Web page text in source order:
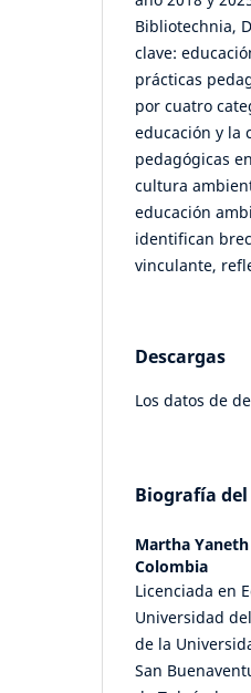
Bibliotechnia,
clave:
prácticas
por cuatro
educación y la
pedagógicas
cultura
educación
identifican
vinculante,
Descargas
Los datos de
Biografía
Martha Yaneth
Colombia
Licenciada en
Universidad
de la
San